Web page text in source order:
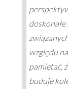
‎względu
‎pamiętać,
buduje